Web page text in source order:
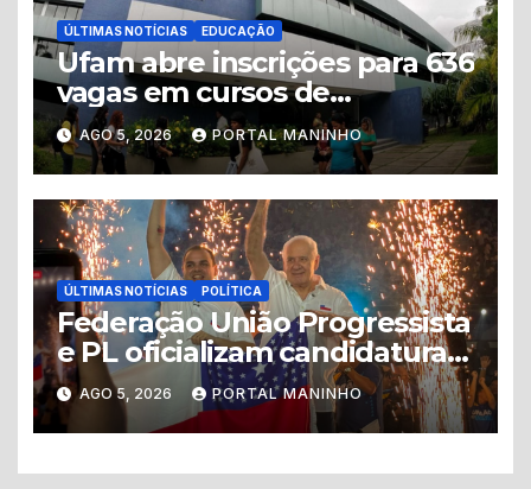
ÚLTIMAS NOTÍCIAS EDUCAÇÃO
Ufam abre inscrições para 636
vagas em cursos de
graduação no interior do
Amazonas
AGO 5, 2026 PORTAL MANINHO
ÚLTIMAS NOTÍCIAS POLÍTICA
Federação União Progressista
e PL oficializam candidaturas
ao Governo do Amazonas
AGO 5, 2026 PORTAL MANINHO